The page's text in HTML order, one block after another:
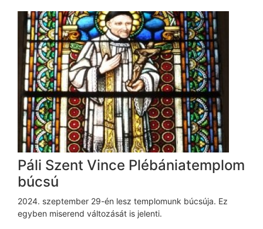
Páli Szent Vince Plébániatemplom
búcsú
2024. szeptember 29-én lesz templomunk búcsúja. Ez
egyben miserend változását is jelenti.